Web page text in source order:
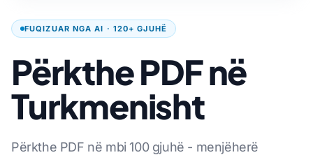
FUQIZUAR NGA AI · 120+ GJUHË
Përkthe PDF në
Turkmenisht
Përkthe PDF në mbi 100 gjuhë - menjëherë